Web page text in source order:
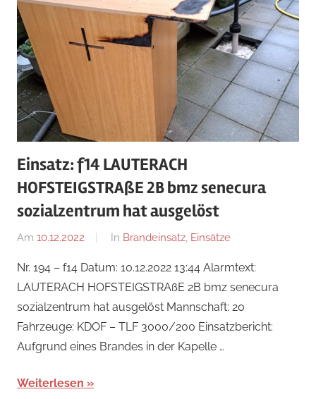
Einsatz: f14 LAUTERACH
HOFSTEIGSTRAßE 2B bmz senecura
sozialzentrum hat ausgelöst
Am 10.12.2022
Von
Steiner
In Brandeinsatz Einsätze
Nr. 194 – f14 Datum: 10.12.2022 13:44 Alarmtext:
LAUTERACH HOFSTEIGSTRAßE 2B bmz senecura
sozialzentrum hat ausgelöst Mannschaft: 20
Fahrzeuge: KDOF – TLF 3000/200 Einsatzbericht:
Aufgrund eines Brandes in der Kapelle …
Weiterlesen